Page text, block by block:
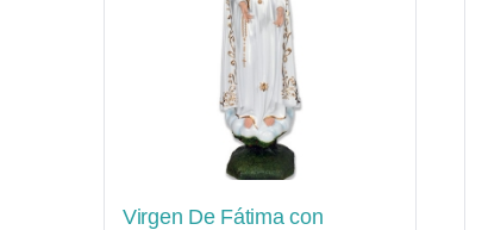
Virgen De Fátima con